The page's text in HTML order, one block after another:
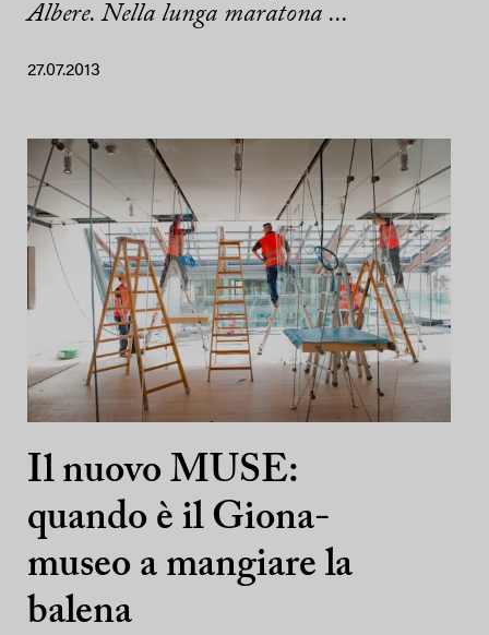
Albere. Nella lunga maratona ...
27.07.2013
Il nuovo MUSE:
quando è il Giona-
museo a mangiare la
balena